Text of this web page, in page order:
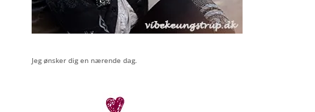
Jeg ønsker dig en nærende dag.